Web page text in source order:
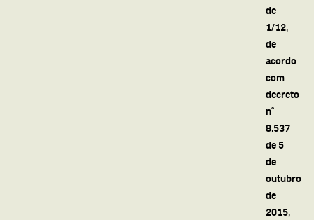
de
1/12,
de
acordo
com
decreto
n°
8.537
de 5
de
outubro
de
2015,